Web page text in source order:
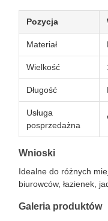
Pozycja
Materiał
Wielkość
Długość
Usługa
posprzedażna
Wnioski
Idealne do różnych
biurowców, łazienek,
Galeria produktów